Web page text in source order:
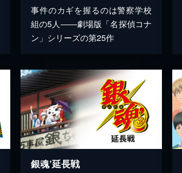
事件のカギを握るのは警察学校
組の5人――劇場版「名探偵コナ
ン」シリーズの第25作
銀魂’延長戦